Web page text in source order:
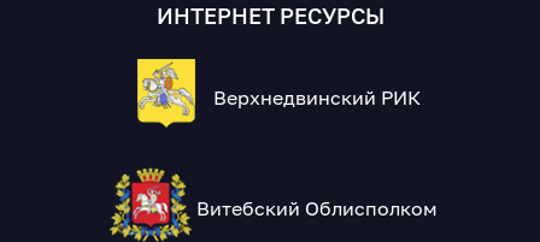
ИНТЕРНЕТ РЕСУРСЫ
Верхнедвинский РИК
Витебский Облисполком